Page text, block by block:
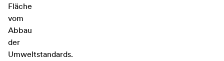
Fläche
vom
Abbau
der
Umweltstandards.